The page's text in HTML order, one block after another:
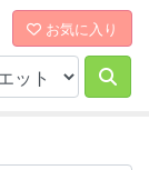
お気に入り